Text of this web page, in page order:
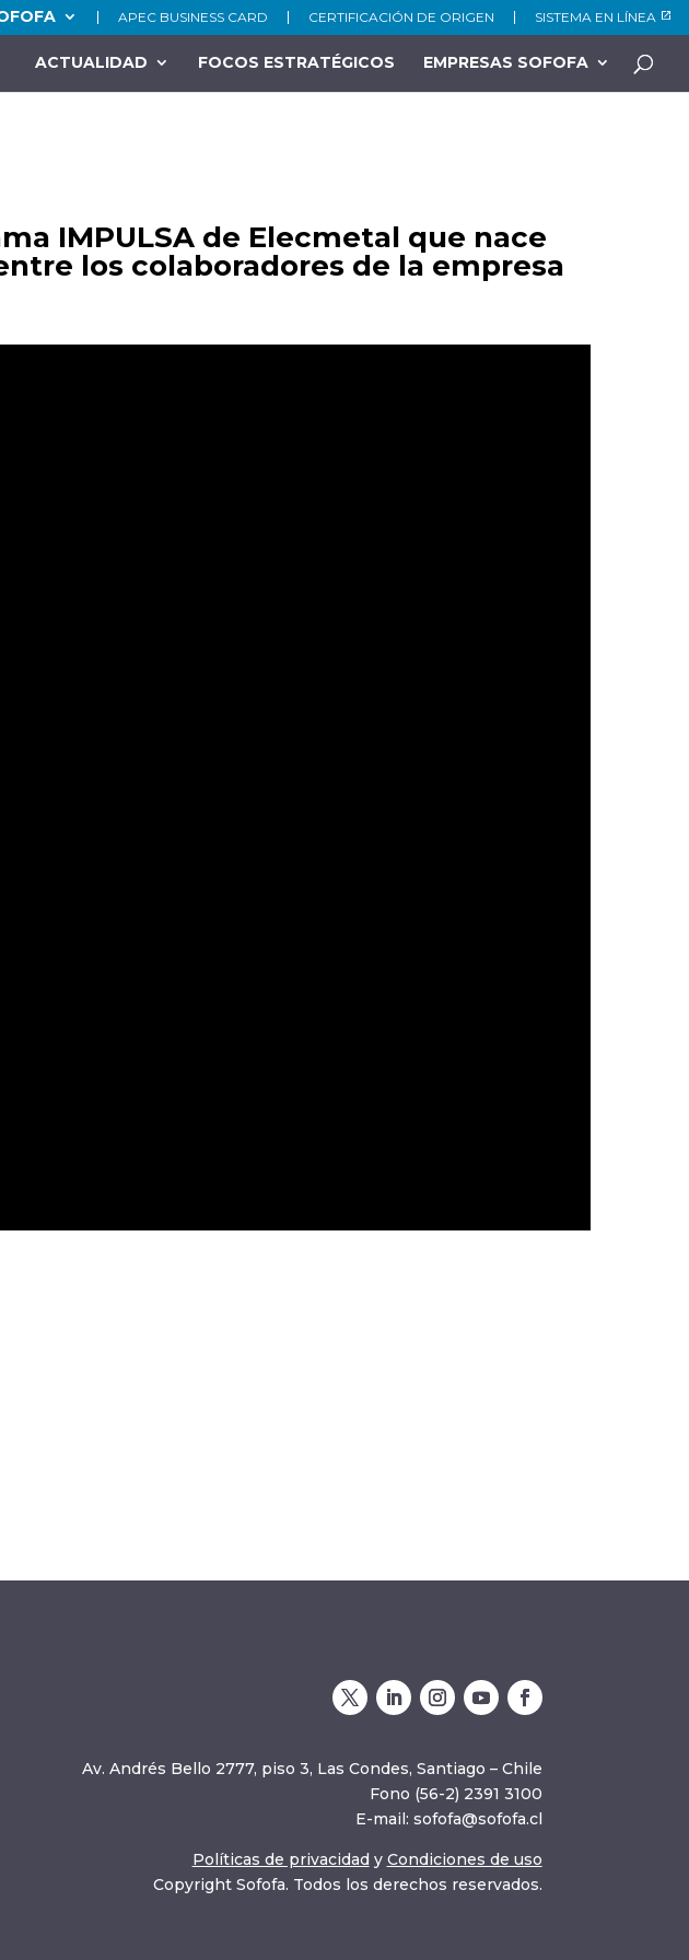
APEC BUSINESS CARD CERTIFICACIÓN DE ORIGEN SISTEMA EN LÍNEA
ACTUALIDAD FOCOS ESTRATÉGICOS EMPRESAS SOFOFA
IMPULSA de Elecmetal que nace
los colaboradores de la empresa
Av. Andrés Bello 2777, piso 3, Las Condes, Santiago – Chile
Fono (56-2) 2391 3100
E-mail: sofofa@sofofa.cl
Políticas de privacidad y Condiciones de uso
Copyright Sofofa. Todos los derechos reservados.